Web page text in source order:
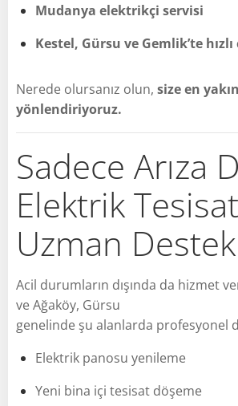
Mudanya elektrikçi servisi
Kestel, Gürsu ve Gemlik’te
Nerede olursanız olun, size en
yönlendiriyoruz.
Sadece Arıza
Elektrik
Uzman Destek
Acil durumların dışında da hizmet
ve Ağaköy, Gürsu
genelinde şu alanlarda profesyonel
Elektrik panosu yenileme
Yeni bina içi tesisat döşeme